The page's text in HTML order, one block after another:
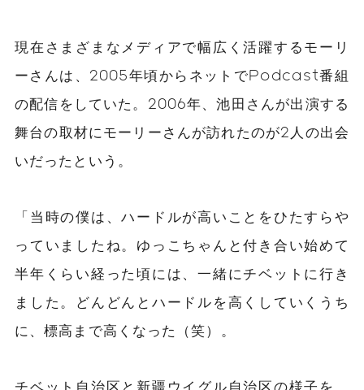
現在さまざまなメディアで幅広く活躍するモーリ
ーさんは、2005年頃からネットでPodcast番組
の配信をしていた。2006年、池田さんが出演する
舞台の取材にモーリーさんが訪れたのが2人の出会
いだったという。
「当時の僕は、ハードルが高いことをひたすらや
っていましたね。ゆっこちゃんと付き合い始めて
半年くらい経った頃には、一緒にチベットに行き
ました。どんどんとハードルを高くしていくうち
に、標高まで高くなった（笑）。
チベット自治区と新疆ウイグル自治区の様子を、